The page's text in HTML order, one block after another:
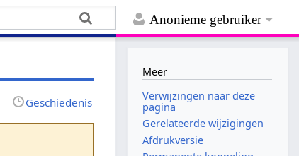
Anonieme gebruiker
Geschiedenis
Meer
Verwijzingen naar deze
pagina
Gerelateerde wijzigingen
Afdrukversie